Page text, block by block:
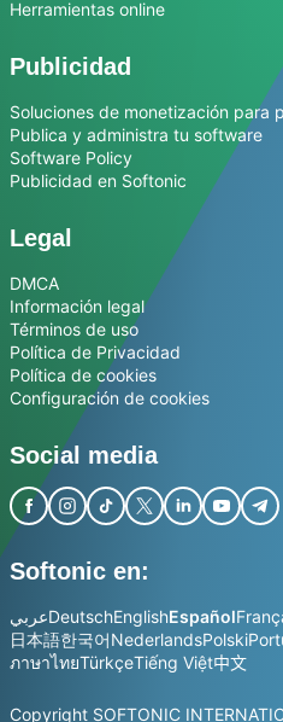
Herramientas online
Publicidad
Soluciones de monetización para
Publica y administra tu software
Software Policy
Publicidad en Softonic
Legal
DMCA
Información legal
Términos de uso
Política de Privacidad
Política de cookies
Configuración de cookies
Social media
Softonic en:
عربيDeutschEnglishEspañol
日本語한국어NederlandsPolski
ภาษาไทยTürkçeTiếng Việt中文
Copyright SOFTONIC